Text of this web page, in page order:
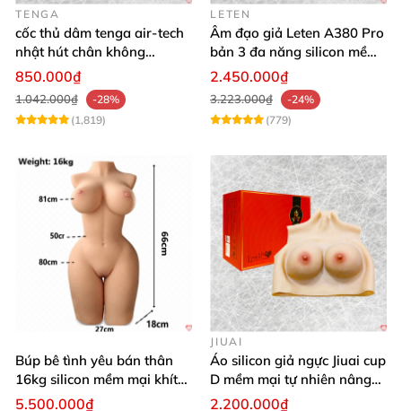
TENGA
cốc thủ dâm tenga air-tech
nhật hút chân không
silicone cao cấp nam
850.000₫
1.042.000₫
-28%
(1,819)
LETEN
Âm đạo giả Leten A380 Pro
bản 3 đa năng silicon mềm
mại
2.450.000₫
3.223.000₫
-24%
(779)
Búp bê tình yêu bán thân
16kg silicon mềm mại khít
hồng
5.500.000₫
JIUAI
Áo silicon giả ngực Jiuai cup
D mềm mại tự nhiên nâng
ngực
2.200.000₫